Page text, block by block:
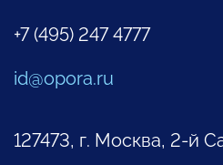
+7 (495) 247 4777
id@opora.ru
127473, г. Москва, 2-й